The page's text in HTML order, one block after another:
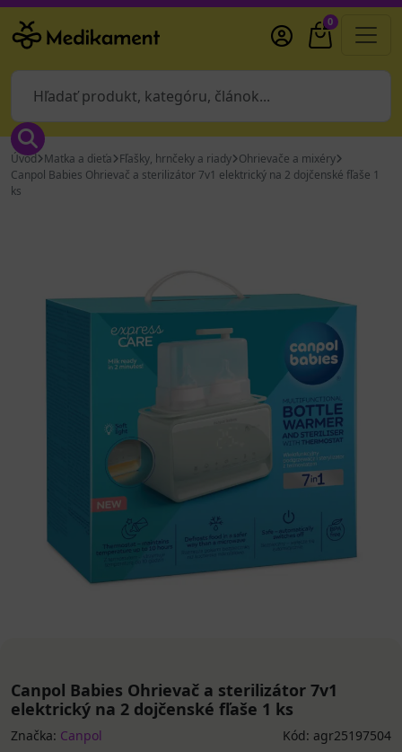
0
Úvod Matka a dieťa Fľašky, hrnčeky a riady Ohrievače a mixéry
Canpol Babies Ohrievač a sterilizátor 7v1 elektrický na 2 dojčenské fľaše 1
ks
Canpol Babies Ohrievač a sterilizátor 7v1
elektrický na 2 dojčenské fľaše 1 ks
Značka: Canpol Kód: agr25197504